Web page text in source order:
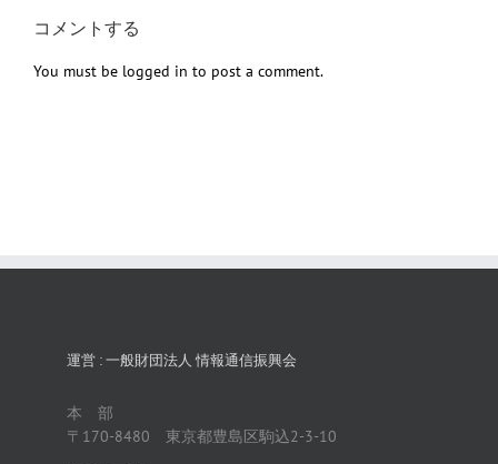
コメントする
You must be logged in to post a comment.
運営 : 一般財団法人 情報通信振興会
本 部
〒170-8480 東京都豊島区駒込2-3-10